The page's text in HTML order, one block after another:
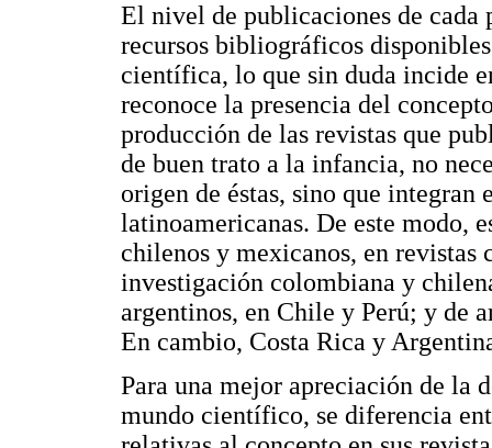
El nivel de publicaciones de cada
recursos bibliográficos
científica, lo que sin duda incide
reconoce la presencia del
producción de las revistas que
de buen trato a la infancia, no
origen de éstas, sino que integran
latinoamericanas. De este modo,
chilenos y mexicanos, en
investigación colombiana y
argentinos, en Chile y Perú; y de
En cambio, Costa Rica y
Para una mejor apreciación de la
mundo científico, se diferencia